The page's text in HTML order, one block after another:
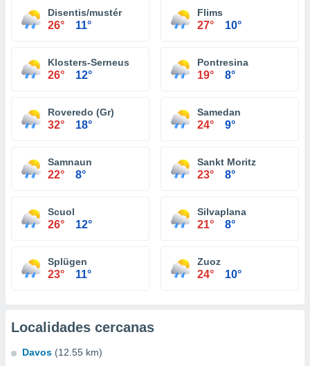
Disentis/mustér
26° 11°
Flims
27° 10°
Klosters-Serneus
26° 12°
Pontresina
19° 8°
Roveredo (Gr)
32° 18°
Samedan
24° 9°
Samnaun
22° 8°
Sankt Moritz
23° 8°
Scuol
26° 12°
Silvaplana
21° 8°
Splügen
23° 11°
Zuoz
24° 10°
Localidades cercanas
Davos (12.55 km)